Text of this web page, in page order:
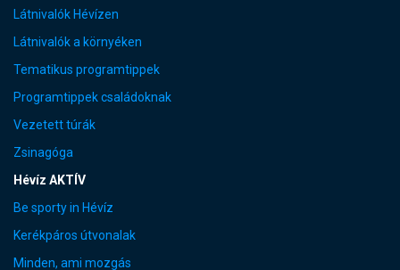
Látnivalók Hévízen
Látnivalók a környéken
Tematikus programtippek
Programtippek családoknak
Vezetett túrák
Zsinagóga
Hévíz AKTÍV
Be sporty in Hévíz
Kerékpáros útvonalak
Minden, ami mozgás